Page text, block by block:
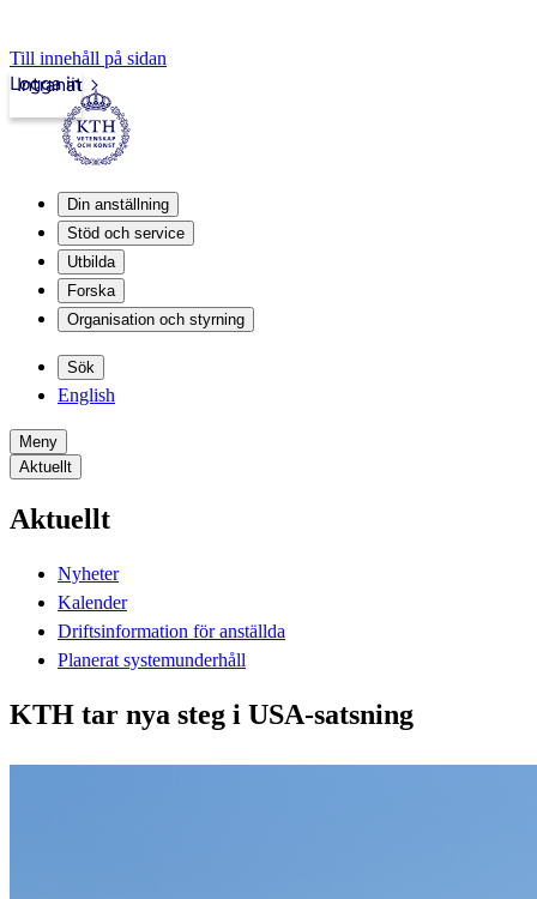
Till innehåll på sidan
Intranät
Logga in
Din anställning
Stöd och service
Utbilda
Forska
Organisation och styrning
Sök
English
Meny
Aktuellt
Aktuellt
Nyheter
Kalender
Driftsinformation för anställda
Planerat systemunderhåll
KTH tar nya steg i USA-satsning